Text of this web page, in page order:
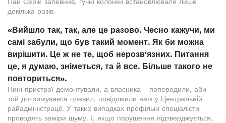
декілька разів.
«Вийшло так, так, але це разово. Чесно кажучи, ми
самі забули, що був такий момент. Як би можна
вирішити. Це ж не те, щоб нерозв'язних. Питання
це, я думаю, зніметься, та й все. Більше такого не
повториться».
Нині пристрої демонтували, а власника - попередили, аби
той дотримувався правил, повідомили нам у Центральній
райадміністрації. У таких випадках профільні спеціалісти
проводять заміри шуму. І, якщо порушення підтверджується,